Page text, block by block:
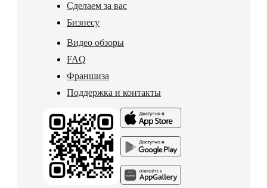
Сделаем за вас
Бизнесу
Видео обзоры
FAQ
Франшиза
Поддержка и контакты